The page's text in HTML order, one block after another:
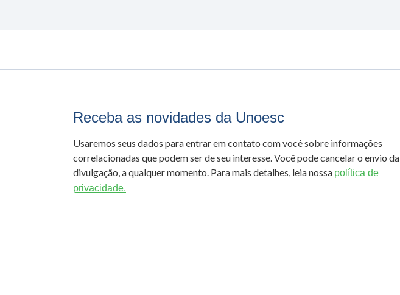
Receba as novidades da Unoesc
Usaremos seus dados para entrar em contato com você sobre informações
correlacionadas que podem ser de seu interesse. Você pode cancelar o envio da
divulgação, a qualquer momento. Para mais detalhes, leia nossa política de
privacidade.